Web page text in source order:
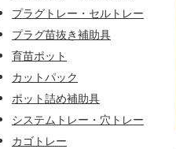
プラグトレー・セルトレー
プラグ苗抜き補助具
育苗ポット
カットパック
ポット詰め補助具
システムトレー・穴トレー
カゴトレー